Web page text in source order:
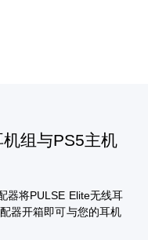
组与PS5主机
器将PULSE Elite无线耳
器开箱即可与您的耳机